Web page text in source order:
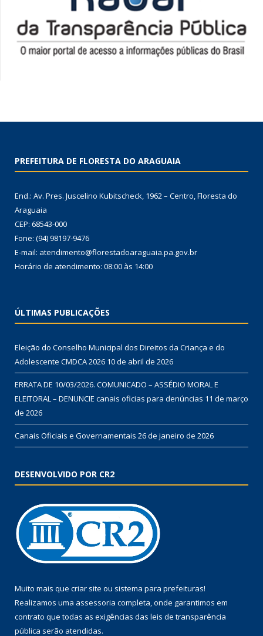
PREFEITURA DE FLORESTA DO ARAGUAIA
End.: Av. Pres. Juscelino Kubitscheck, 1962 – Centro, Floresta do
Araguaia
CEP: 68543-000
Fone: (94) 98197-9476
E-mail: atendimento@florestadoaraguaia.pa.gov.br
Horário de atendimento: 08:00 às 14:00
ÚLTIMAS PUBLICAÇÕES
Eleição do Conselho Municipal dos Direitos da Criança e do
Adolescente CMDCA 2026 10 de abril de 2026
ERRATA DE 10/03/2026. COMUNICADO – ASSÉDIO MORAL E
ELEITORAL – DENUNCIE canais oficias para denúncias 11 de março
de 2026
Canais Oficiais e Governamentais 26 de janeiro de 2026
DESENVOLVIDO POR CR2
Muito mais que criar site ou sistema para prefeituras!
Realizamos uma assessoria completa, onde garantimos em
contrato que todas as exigências das leis de transparência
pública serão atendidas.